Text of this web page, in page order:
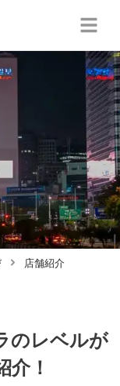
店舗紹介
のレベルが
！